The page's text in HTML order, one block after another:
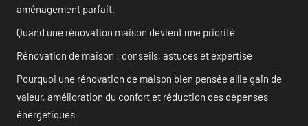
aménagement parfait.
Quand une rénovation maison devient une priorité
Rénovation de maison : conseils, astuces et expertise
Pourquoi une rénovation de maison bien pensée allie gain de
valeur, amélioration du confort et réduction des dépenses
énergétiques